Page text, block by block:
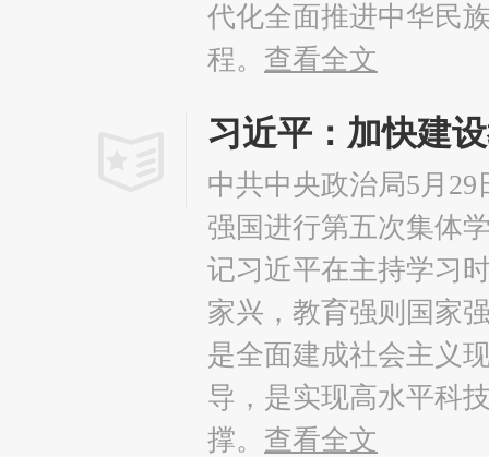
代化全面推进中华民
程。 查看全文
中共中央政治局5月
强国进行第五次集体
记习近平在主持学习
家兴，教育强则国家
是全面建成社会主义
导，是实现高水平科
撑。 查看全文